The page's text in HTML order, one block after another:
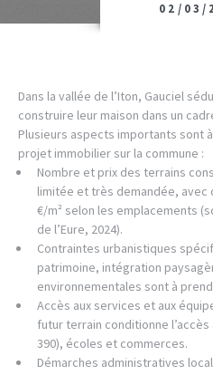
02/03/
Dans la vallée de l’Iton, Gauciel
construire leur maison dans un
Plusieurs aspects importants sont
projet immobilier sur la commune :
Nombre et prix des terrains
limitée et très demandée, avec
€/m² selon les emplacements
de l’Eure, 2024).
Contraintes urbanistiques
patrimoine, intégration
environnementales sont à
Accès aux services et aux
futur terrain conditionne
390), écoles et commerces.
Démarches administratives